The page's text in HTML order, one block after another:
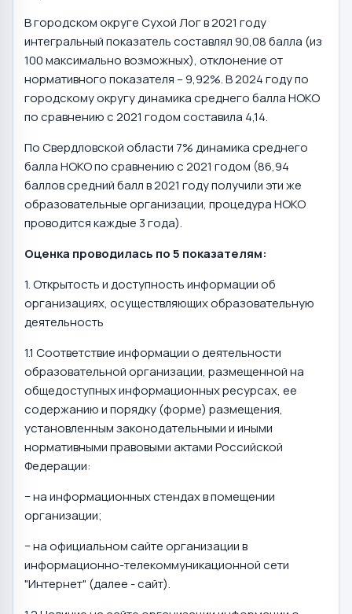
В городском округе Сухой Лог в 2021 году
интегральный показатель составлял 90,08 балла (из
100 максимально возможных), отклонение от
нормативного показателя – 9,92%. В 2024 году по
городскому округу динамика среднего балла НОКО
по сравнению с 2021 годом составила 4,14.
По Свердловской области 7% динамика среднего
балла НОКО по сравнению с 2021 годом (86,94
баллов средний балл в 2021 году получили эти же
образовательные организации, процедура НОКО
проводится каждые 3 года).
Оценка проводилась по 5 показателям:
1. Открытость и доступность информации об
организациях, осуществляющих образовательную
деятельность
1.1 Соответствие информации о деятельности
образовательной организации, размещенной на
общедоступных информационных ресурсах, ее
содержанию и порядку (форме) размещения,
установленным законодательными и иными
нормативными правовыми актами Российской
Федерации:
− на информационных стендах в помещении
организации;
− на официальном сайте организации в
информационно-телекоммуникационной сети
"Интернет" (далее - сайт).